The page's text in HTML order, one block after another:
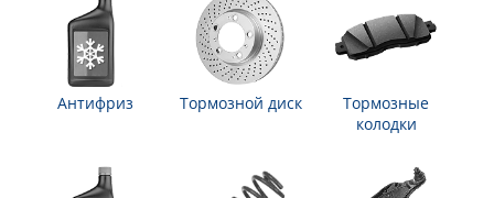
Антифриз Тормозной диск
Тормозные
колодки